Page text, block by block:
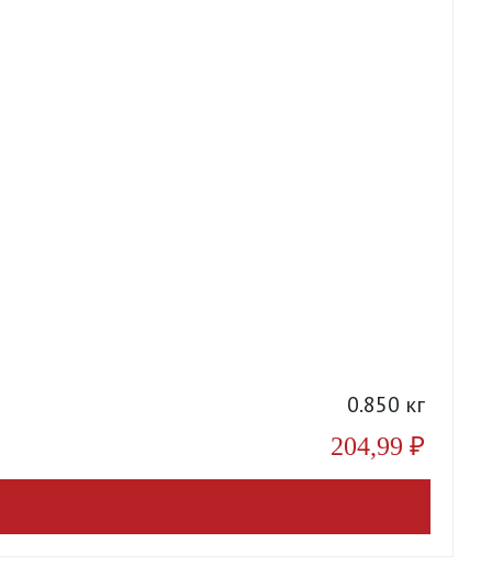
0.850 кг
204,99 ₽